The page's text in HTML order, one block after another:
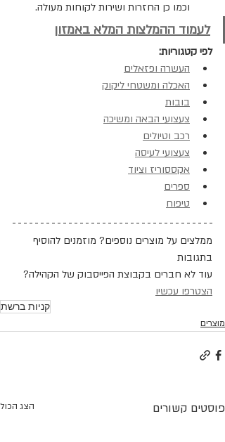
וכמו כן החזרות ושירות לקוחות מעולה.
לעמוד ההמלצות המלא באמזון
לפי קטגוריות:
העשרה ופזאלים
האכלה ומשטחי ליקוק
בובות
צעצועי הבאה ומשיכה
רכב וטיולים
צעצועי לעיסה
אקססוריז וציוד
ספרים
טיפוח
ממלצים על מוצרים נוספים? מוזמנים להוסיף
בתגובות
עוד לא חברים בקבוצת הפייסבוק של הקהילה?
הצטרפו עכשיו
קניות ברשת
מוצרים
פוסטים קשורים הצג הכול